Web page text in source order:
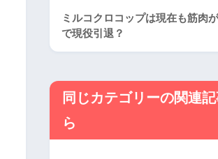
ミルコクロコップは現在も筋肉
で現役引退？
同じカテゴリーの関連
ら